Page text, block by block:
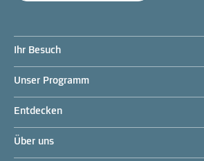
Ihr Besuch
Unser Programm
Entdecken
Über uns